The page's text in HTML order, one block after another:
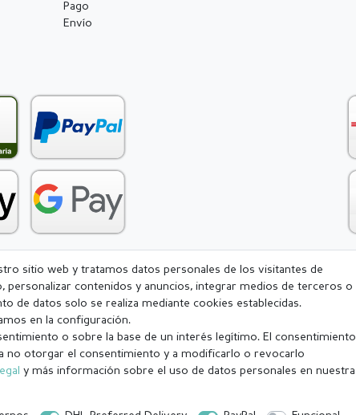
Pago
Envío
Condiciones generales (CGC) Derecho de rescisión
día (lunes-viernes excepto festivos) Excluída la mercancía personalizada
sitio web y tratamos datos personales de los visitantes de
personalizar contenidos y anuncios, integrar medios de terceros o
de datos solo se realiza mediante cookies establecidas.
en la configuración.
o sobre la base de un interés legítimo. El consentimiento
no otorgar el consentimiento y a modificarlo o revocarlo
y más información sobre el uso de datos personales en nuestra